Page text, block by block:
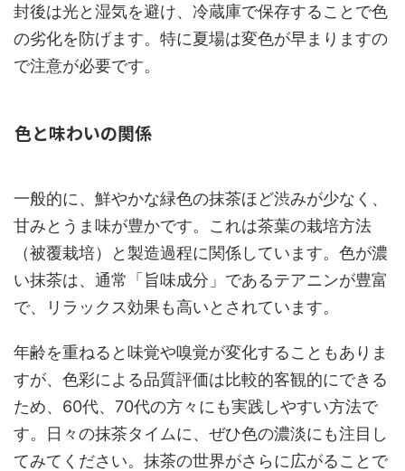
封後は光と湿気を避け、冷蔵庫で保存することで色
の劣化を防げます。特に夏場は変色が早まりますの
で注意が必要です。
色と味わいの関係
一般的に、鮮やかな緑色の抹茶ほど渋みが少なく、
甘みとうま味が豊かです。これは茶葉の栽培方法
（被覆栽培）と製造過程に関係しています。色が濃
い抹茶は、通常「旨味成分」であるテアニンが豊富
で、リラックス効果も高いとされています。
年齢を重ねると味覚や嗅覚が変化することもありま
すが、色彩による品質評価は比較的客観的にできる
ため、60代、70代の方々にも実践しやすい方法で
す。日々の抹茶タイムに、ぜひ色の濃淡にも注目し
てみてください。抹茶の世界がさらに広がることで